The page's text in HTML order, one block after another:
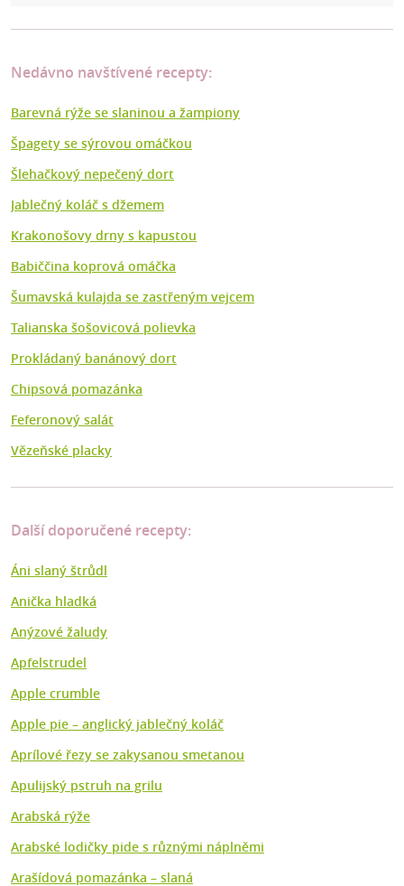
Nedávno navštívené recepty:
Barevná rýže se slaninou a žampiony
Špagety se sýrovou omáčkou
Šlehačkový nepečený dort
Jablečný koláč s džemem
Krakonošovy drny s kapustou
Babiččina koprová omáčka
Šumavská kulajda se zastřeným vejcem
Talianska šošovicová polievka
Prokládaný banánový dort
Chipsová pomazánka
Feferonový salát
Vězeňské placky
Další doporučené recepty:
Áni slaný štrůdl
Anička hladká
Anýzové žaludy
Apfelstrudel
Apple crumble
Apple pie – anglický jablečný koláč
Aprílové řezy se zakysanou smetanou
Apulijský pstruh na grilu
Arabská rýže
Arabské lodičky pide s různými náplněmi
Arašídová pomazánka – slaná